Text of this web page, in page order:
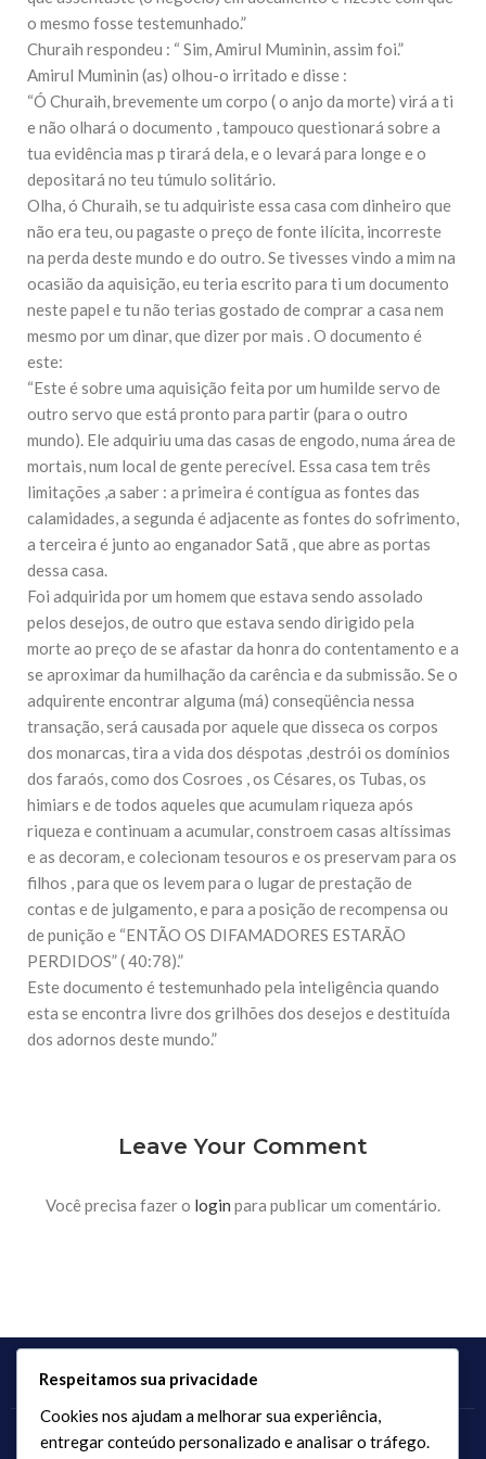
(A.S.)
Em nome de Deus, o Clemente, o Misericordioso! Diante da
data em que relembramos o martírio do quarto Imam dos
muçulmanos, o Imam Ali Ibn Al-Hussein Ibn Ali Ibn Abi Táleb
(A.S.), conhecido por “Zein Al-Ábidin” (Formosura
NOTÍCIAS
Centro Islâmico no Brasil recebe o ex-
ministro das Relações Exteriores da
República Islâmica do Irã
Brasil recebeu em sua sede, em São Paulo, o ex-ministro das
Relações Exteriores da República Islâmica do Irã, Sr. Kamal
o mesmo fosse testemunhado.”
Churaih respondeu : “ Sim, Amirul Muminin, assim foi.”
Amirul Muminin (as) olhou-o irritado e disse :
“Ó Churaih, brevemente um corpo ( o anjo da morte) virá a ti
e não olhará o documento , tampouco questionará sobre a
tua evidência mas p tirará dela, e o levará para longe e o
depositará no teu túmulo solitário.
Olha, ó Churaih, se tu adquiriste essa casa com dinheiro que
não era teu, ou pagaste o preço de fonte ilícita, incorreste
na perda deste mundo e do outro. Se tivesses vindo a mim na
ocasião da aquisição, eu teria escrito para ti um documento
neste papel e tu não terias gostado de comprar a casa nem
mesmo por um dinar, que dizer por mais . O documento é
este:
“Este é sobre uma aquisição feita por um humilde servo de
outro servo que está pronto para partir (para o outro
mundo). Ele adquiriu uma das casas de engodo, numa área de
mortais, num local de gente perecível. Essa casa tem três
limitações ,a saber : a primeira é contígua as fontes das
calamidades, a segunda é adjacente as fontes do sofrimento,
a terceira é junto ao enganador Satã , que abre as portas
dessa casa.
Foi adquirida por um homem que estava sendo assolado
pelos desejos, de outro que estava sendo dirigido pela
morte ao preço de se afastar da honra do contentamento e a
se aproximar da humilhação da carência e da submissão. Se o
adquirente encontrar alguma (má) conseqüência nessa
transação, será causada por aquele que disseca os corpos
dos monarcas, tira a vida dos déspotas ,destrói os domínios
dos faraós, como dos Cosroes , os Césares, os Tubas, os
himiars e de todos aqueles que acumulam riqueza após
riqueza e continuam a acumular, constroem casas altíssimas
e as decoram, e colecionam tesouros e os preservam para os
filhos , para que os levem para o lugar de prestação de
contas e de julgamento, e para a posição de recompensa ou
de punição e “ENTÃO OS DIFAMADORES ESTARÃO
PERDIDOS” ( 40:78).”
Este documento é testemunhado pela inteligência quando
esta se encontra livre dos grilhões dos desejos e destituída
dos adornos deste mundo.”
Leave Your Comment
Você precisa fazer o login para publicar um comentário.
Copyright 2017 - 2026 / Todos os direitos reservados.
Respeitamos sua privacidade
Cookies nos ajudam a melhorar sua experiência,
entregar conteúdo personalizado e analisar o tráfego.